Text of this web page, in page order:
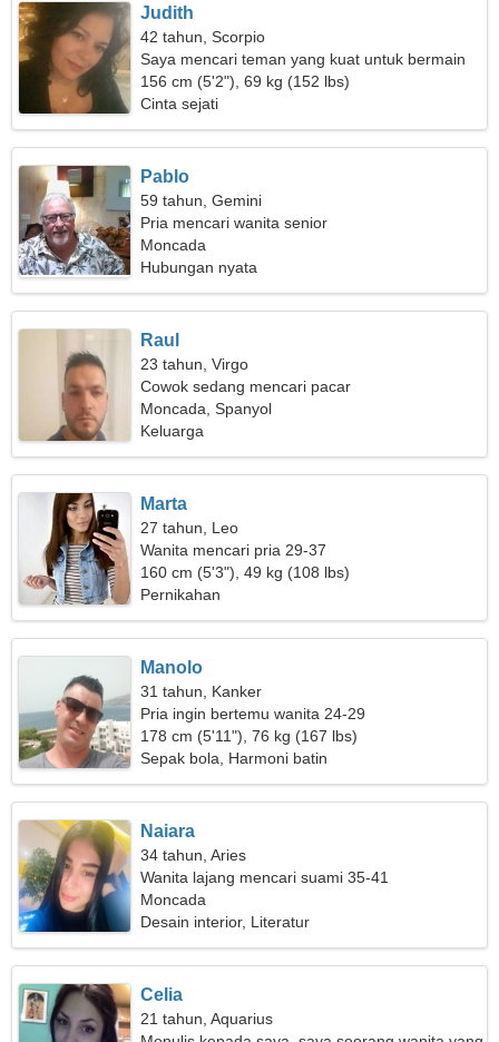
Judith
42 tahun, Scorpio
Saya mencari teman yang kuat untuk bermain
ski bersama
156 cm (5'2"), 69 kg (152 lbs)
Cinta sejati
Pablo
59 tahun, Gemini
Pria mencari wanita senior
Moncada
Hubungan nyata
Raul
23 tahun, Virgo
Cowok sedang mencari pacar
Moncada, Spanyol
Keluarga
Marta
27 tahun, Leo
Wanita mencari pria 29-37
160 cm (5'3"), 49 kg (108 lbs)
Pernikahan
Manolo
31 tahun, Kanker
Pria ingin bertemu wanita 24-29
178 cm (5'11"), 76 kg (167 lbs)
Sepak bola, Harmoni batin
Naiara
34 tahun, Aries
Wanita lajang mencari suami 35-41
Moncada
Desain interior, Literatur
Celia
21 tahun, Aquarius